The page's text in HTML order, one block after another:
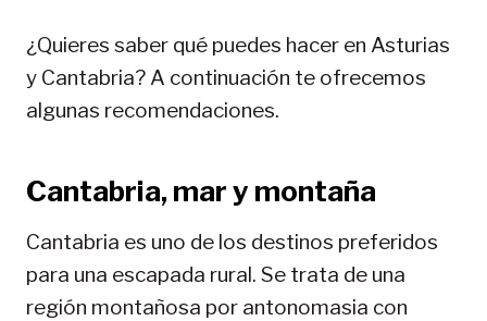
¿Quieres saber qué puedes hacer en Asturias
y Cantabria? A continuación te ofrecemos
algunas recomendaciones.
Cantabria, mar y montaña
Cantabria es uno de los destinos preferidos
para una escapada rural. Se trata de una
región montañosa por antonomasia con